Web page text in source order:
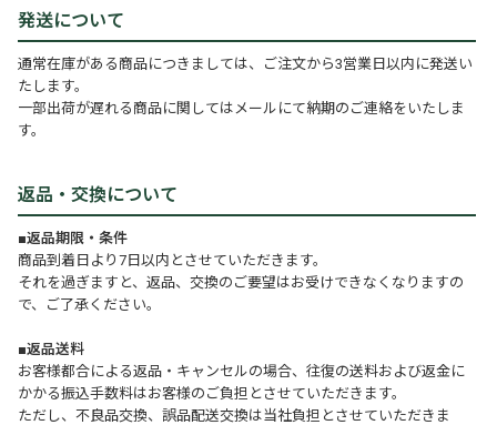
発送について
通常在庫がある商品につきましては、ご注文から3営業日以内に発送い
たします。
一部出荷が遅れる商品に関してはメールにて納期のご連絡をいたしま
す。
返品・交換について
■返品期限・条件
商品到着日より7日以内とさせていただきます。
それを過ぎますと、返品、交換のご要望はお受けできなくなりますの
で、ご了承ください。
■返品送料
お客様都合による返品・キャンセルの場合、往復の送料および返金に
かかる振込手数料はお客様のご負担とさせていただきます。
ただし、不良品交換、誤品配送交換は当社負担とさせていただきま